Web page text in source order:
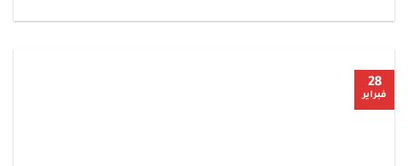
28
فبراير